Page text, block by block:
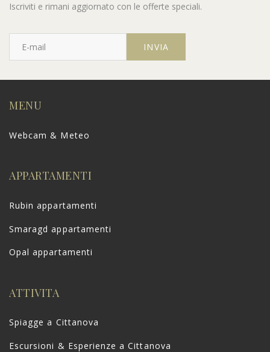
Iscriviti e rimani aggiornato con le offerte speciali.
m
i
*
MENU
Webcam & Meteo
APPARTAMENTI
Rubin appartamenti
Smaragd appartamenti
Opal appartamenti
ATTIVITA
Spiagge a Cittanova
Escursioni & Esperienze a Cittanova